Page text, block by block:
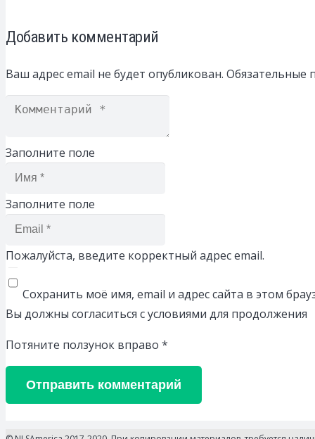
Добавить комментарий
Ваш адрес email не будет опубликован. Обязательные
Заполните поле
Заполните поле
Пожалуйста, введите корректный адрес email.
Сохранить моё имя, email и адрес сайта в этом
Вы должны согласиться с условиями для продолжения
Потяните ползунок вправо *
Отправить комментарий